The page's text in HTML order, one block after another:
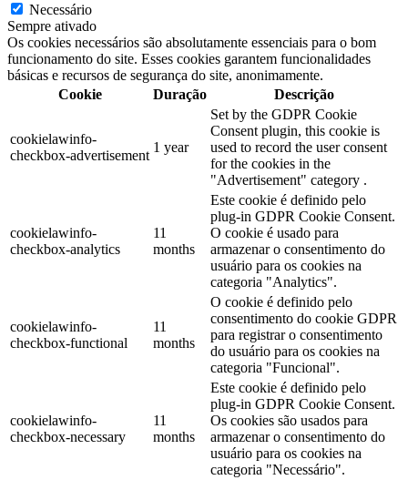
Necessário
Sempre ativado
Os cookies necessários são absolutamente essenciais para o bom
funcionamento do site. Esses cookies garantem funcionalidades
básicas e recursos de segurança do site, anonimamente.
Cookie
Duração Descrição
cookielawinfo-
checkbox-advertisement
1 year
Set by the GDPR Cookie
Consent plugin, this cookie is
used to record the user consent
for the cookies in the
"Advertisement" category .
cookielawinfo-
checkbox-analytics
11
months
Este cookie é definido pelo
plug-in GDPR Cookie Consent.
O cookie é usado para
armazenar o consentimento do
usuário para os cookies na
categoria "Analytics".
cookielawinfo-
checkbox-functional
11
months
O cookie é definido pelo
consentimento do cookie GDPR
para registrar o consentimento
do usuário para os cookies na
categoria "Funcional".
cookielawinfo-
checkbox-necessary
11
months
Este cookie é definido pelo
plug-in GDPR Cookie Consent.
Os cookies são usados para
armazenar o consentimento do
usuário para os cookies na
categoria "Necessário".